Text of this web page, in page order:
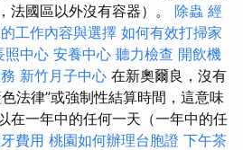
法國區以外沒有容器）。 除蟲 經
工作內容與選擇 如何有效打掃家
照中心 安養中心 聽力檢查 開飲機
新竹月子中心 在新奧爾良，沒有
法律”或強制性結算時間，這意味
在一年中的任何一天（一年中的任
費用 桃園如何辦理台胞證 下午茶